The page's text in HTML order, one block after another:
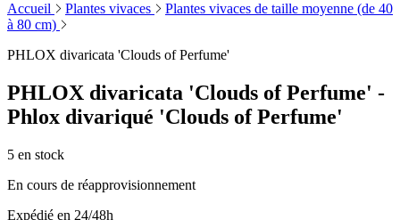
Accueil
Plantes vivaces
Plantes vivaces de taille moyenne (de 40
à 80 cm)
PHLOX divaricata 'Clouds of Perfume'
PHLOX divaricata 'Clouds of Perfume' -
Phlox divariqué 'Clouds of Perfume'
5 en stock
En cours de réapprovisionnement
Expédié en 24/48h